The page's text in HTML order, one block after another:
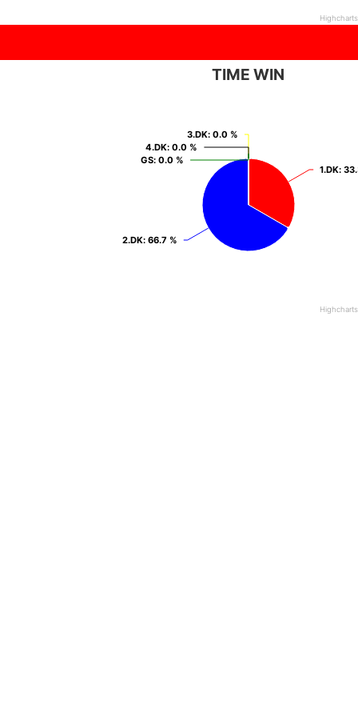
TIME WIN
1.DK:
1.DK:
2.DK: 66.7 %
2.DK: 66.7 %
3.DK: 0.0 %
3.DK: 0.0 %
4.DK: 0.0 %
4.DK: 0.0 %
GS: 0.0 %
GS: 0.0 %